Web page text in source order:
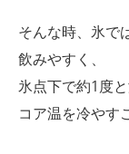
そんな時、氷で
飲みやすく、
氷点下で約1度
コア温を冷やす